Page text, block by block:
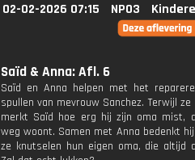
02-02-2026 07:15 NPO3
Saïd & Anna: Afl. 6
Saïd en Anna helpen met het
spullen van mevrouw Sanchez. Terwijl ze
merkt Saïd hoe erg hij zijn oma mist,
weg woont. Samen met Anna bedenkt
ze knutselen hun eigen oma, die altijd